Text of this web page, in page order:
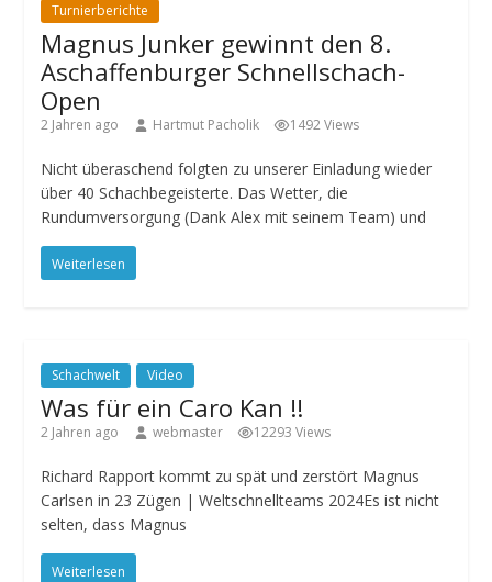
Turnierberichte
Magnus Junker gewinnt den 8.
Aschaffenburger Schnellschach-
Open
2 Jahren ago Hartmut Pacholik 1492 Views
Nicht überaschend folgten zu unserer Einladung wieder
über 40 Schachbegeisterte. Das Wetter, die
Rundumversorgung (Dank Alex mit seinem Team) und
Weiterlesen
Schachwelt Video
Was für ein Caro Kan !!
2 Jahren ago webmaster 12293 Views
Richard Rapport kommt zu spät und zerstört Magnus
Carlsen in 23 Zügen | Weltschnellteams 2024Es ist nicht
selten, dass Magnus
Weiterlesen